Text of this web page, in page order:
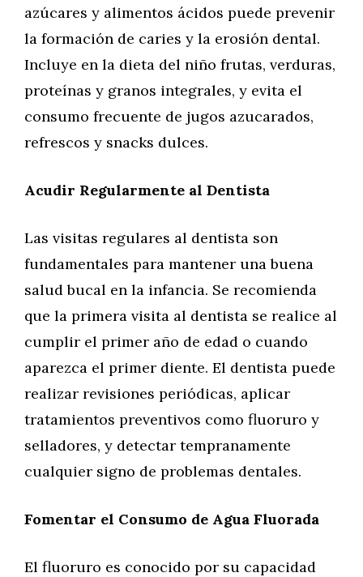
azúcares y alimentos ácidos puede prevenir
la formación de caries y la erosión dental.
Incluye en la dieta del niño frutas, verduras,
proteínas y granos integrales, y evita el
consumo frecuente de jugos azucarados,
refrescos y snacks dulces.
Acudir Regularmente al Dentista
Las visitas regulares al dentista son
fundamentales para mantener una buena
salud bucal en la infancia. Se recomienda
que la primera visita al dentista se realice al
cumplir el primer año de edad o cuando
aparezca el primer diente. El dentista puede
realizar revisiones periódicas, aplicar
tratamientos preventivos como fluoruro y
selladores, y detectar tempranamente
cualquier signo de problemas dentales.
Fomentar el Consumo de Agua Fluorada
El fluoruro es conocido por su capacidad